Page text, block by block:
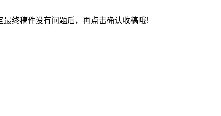
终稿件没有问题后，再点击确认收稿哦！